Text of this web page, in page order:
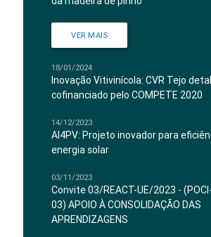
VER MAIS
18/01/2024
Inovação Vitivinícola: CVR Tejo
cofinanciado pelo COMPETE 2020
14/12/2023
AI4PV: Projeto inovador para
energia solar
03/11/2023
Convite 03/REACT-UE/2023 -
03) APOIO À CONSOLIDAÇÃO DAS
APRENDIZAGENS